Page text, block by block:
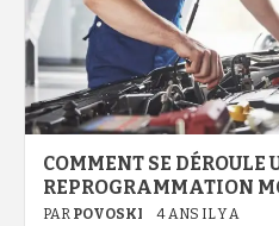
COMMENT SE DÉROULE
REPROGRAMMATION
PAR POVOSKI 4 ANS IL Y A